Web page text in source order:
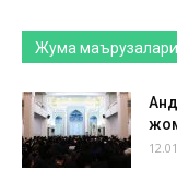
Жума маърузалари